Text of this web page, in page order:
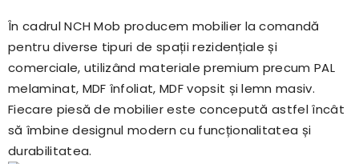
În cadrul NCH Mob producem mobilier la comandă
pentru diverse tipuri de spații rezidențiale și
comerciale, utilizând materiale premium precum PAL
melaminat, MDF înfoliat, MDF vopsit și lemn masiv.
Fiecare piesă de mobilier este concepută astfel încât
să îmbine designul modern cu funcționalitatea și
durabilitatea.